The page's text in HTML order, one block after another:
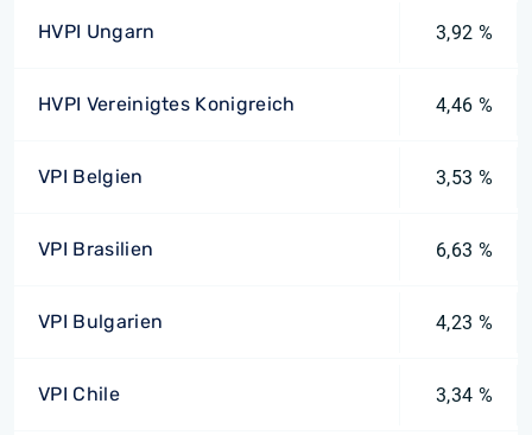
HVPI Ungarn 3,92 %
HVPI Vereinigtes Konigreich 4,46 %
VPI Belgien 3,53 %
VPI Brasilien 6,63 %
VPI Bulgarien 4,23 %
VPI Chile 3,34 %